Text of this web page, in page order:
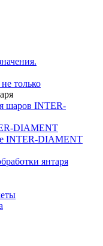
только
шаров INTER-
DIAMENT
INTER-DIAMENT
янтаря